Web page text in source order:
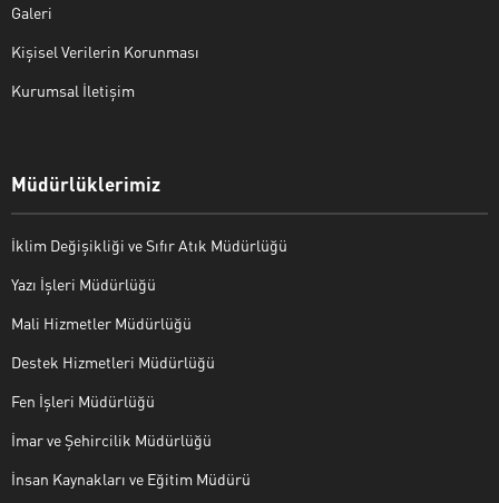
Galeri
Kişisel Verilerin Korunması
Kurumsal İletişim
Müdürlüklerimiz
İklim Değişikliği ve Sıfır Atık Müdürlüğü
Yazı İşleri Müdürlüğü
Mali Hizmetler Müdürlüğü
Destek Hizmetleri Müdürlüğü
Fen İşleri Müdürlüğü
İmar ve Şehircilik Müdürlüğü
İnsan Kaynakları ve Eğitim Müdürü